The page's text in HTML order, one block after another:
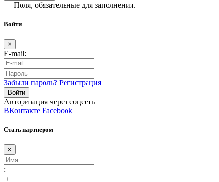
— Поля, обязательные для заполнения.
Войти
×
E-mail:
Забыли пароль? Регистрация
Авторизация через соцсеть
ВКонтакте Facebook
Стать партнером
×
: